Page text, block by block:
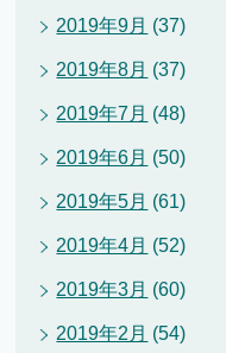
2019年9月 (37)
2019年8月 (37)
2019年7月 (48)
2019年6月 (50)
2019年5月 (61)
2019年4月 (52)
2019年3月 (60)
2019年2月 (54)